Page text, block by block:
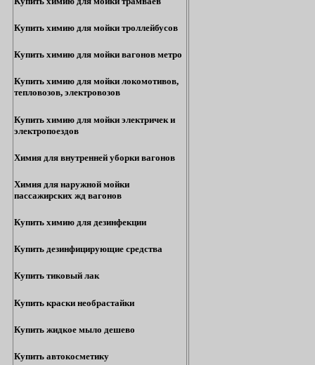
Купить химию для мойки троллейбусов
Купить химию для мойки вагонов метро
Купить химию для мойки локомотивов,
тепловозов, электровозов
Купить химию для мойки электричек и
электропоездов
Химия для внутренней уборки вагонов
Химия для наружной мойки
пассажирских жд вагонов
Купить химию для дезинфекции
Купить дезинфицирующие средства
Купить тиковый лак
Купить краски необрастайки
Купить жидкое мыло дешево
Купить автокосметику